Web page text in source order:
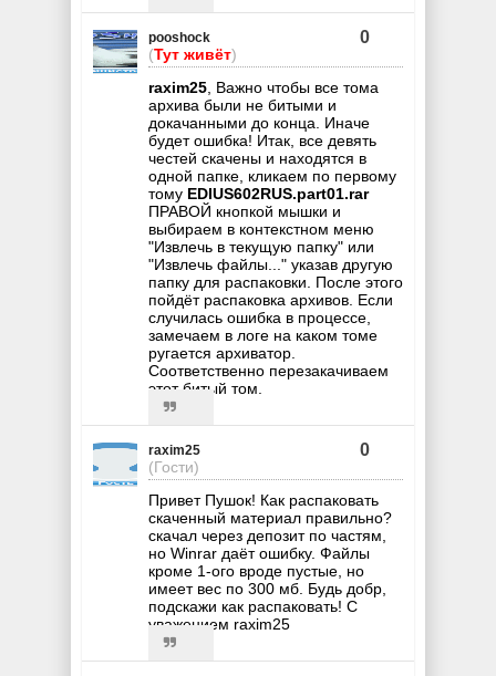
pooshock
(Тут живёт)
0
raxim25 , Важно чтобы все тома
архива были не битыми и
докачанными до конца. Иначе
будет ошибка! Итак, все девять
честей скачены и находятся в
одной папке, кликаем по первому
тому EDIUS602RUS.part01.rar
ПРАВОЙ кнопкой мышки и
выбираем в контекстном меню
"Извлечь в текущую папку" или
"Извлечь файлы..." указав другую
папку для распаковки. После этого
пойдёт распаковка архивов. Если
случилась ошибка в процессе,
замечаем в логе на каком томе
ругается архиватор.
Соответственно перезакачиваем
этот битый том.
raxim25
(Гости)
0
Привет Пушок! Как распаковать
скаченный материал правильно?
скачал через депозит по частям,
но Winrar даёт ошибку. Файлы
кроме 1-ого вроде пустые, но
имеет вес по 300 мб. Будь добр,
подскажи как распаковать! С
уважением raxim25